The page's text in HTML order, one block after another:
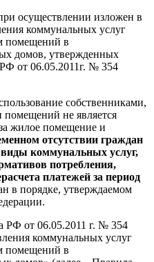
осуществлении изложен в
коммунальных услуг
помещений в
домов, утвержденных
от 06.05.2011г. № 354
собственниками,
не является
жилое помещение и
отсутствии граждан
коммунальных услуг,
потребления,
платежей за период
в порядке, утверждаемом
РФ от 06.05.2011 г. № 354
коммунальных услуг
помещений в